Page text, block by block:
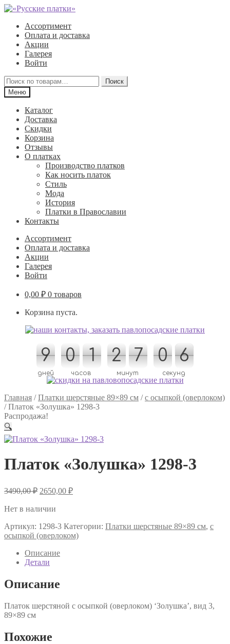
Перейти
навигации
Перейти
содержимому
Ассортимент
Оплата и доставка
Акции
Галерея
Войти
Искать:
Поиск
Меню
Каталог
Доставка
Скидки
Корзина
Отзывы
О платках
Производство платков
Как носить платок
Стиль
Мода
История
Платки в Православии
Контакты
Ассортимент
Оплата и доставка
Акции
Галерея
Войти
0,00 ₽ 0 товаров
Корзина пуста.
9
9
дней
0
0 1
1
часов
2
2 7
7
минут
1
0
0
1 6
5
5
6
секунд
Главная /Платки шерстяные 89×89 см /с осыпкой (оверлоком)
/Платок «Золушка» 1298-3
Распродажа!
🔍
Платок «Золушка» 1298-3
3490,00₽ Первоначальная
составляла
2650,00 ₽Текущая
Нет в наличии
Артикул: 1298-3 Категории: Платки шерстяные 89×89 см, с
осыпкой (оверлоком)
Описание
Детали
Описание
Платок шерстяной с осыпкой (оверлоком) ‘Золушка’, вид 3,
89×89 см
Похожие